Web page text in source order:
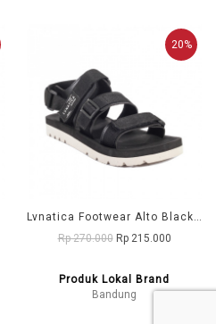
20%
Lvnatica Footwear Alto Black Sandal gunung Pria/Wanita Original
Rp 270.000 Rp 215.000
Produk Lokal Brand
Bandung